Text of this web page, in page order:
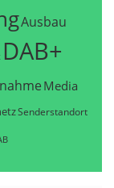
Ausbau
DAB+
Media
Senderstandort